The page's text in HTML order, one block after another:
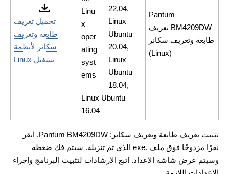
Pantum
BM4209DW تعريف
طابعة وتعريف سكانر
(Linux)
22.04,
Linux
Ubuntu
20.04,
Linux
Ubuntu
18.04,
Linux Ubuntu
16.04
تحميل تعريف
طابعة وتعريف
سكانر لأنظمة
تشغيل Linux
تثبيت تعريف طابعة وتعريف سكانر: Pantum BM4209DW. انقر
نقرًا مزدوجًا فوق ملف .exe الذي تم تنزيله. سيتم فك ضغطه
وسيتم عرض شاشة الإعداد. اتبع الإرشادات لتثبيت البرنامج وإجراء